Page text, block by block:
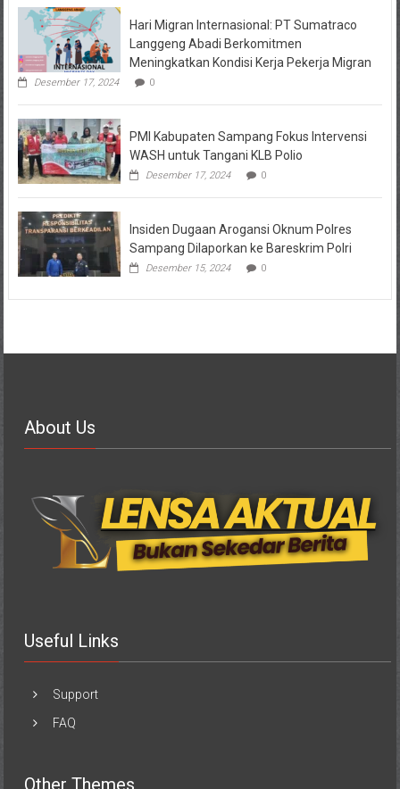
Hari Migran Internasional: PT Sumatraco
Langgeng Abadi Berkomitmen
Meningkatkan Kondisi Kerja Pekerja Migran
Desember 17, 2024 0
PMI Kabupaten Sampang Fokus Intervensi
WASH untuk Tangani KLB Polio
Desember 17, 2024 0
Insiden Dugaan Arogansi Oknum Polres
Sampang Dilaporkan ke Bareskrim Polri
Desember 15, 2024 0
About Us
Useful Links
Support
FAQ